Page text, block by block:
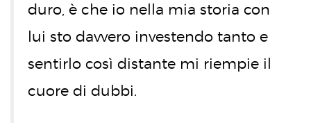
duro, è che io nella mia storia con
lui sto davvero investendo tanto e
sentirlo così distante mi riempie il
cuore di dubbi.